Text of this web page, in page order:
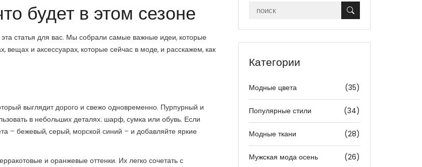
будет в этом сезоне
эта статья для вас. Мы собрали самые важные идеи, которые
вещах и аксессуарах, которые сейчас в моде, и расскажем, как
выглядит дорого и свежо одновременно. Пурпурный и
в небольших деталях: шарф, сумка или обувь. Если
– бежевый, серый, морской синий – и добавляйте яркие
и оранжевые оттенки. Их легко сочетать с
Категории
Модные цвета (35)
Популярные стили (34)
Модные ткани (28)
Мужская мода осень (26)